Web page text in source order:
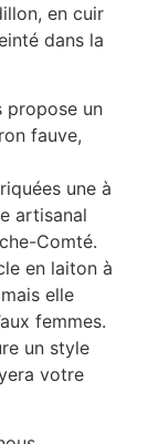
en cuir
dans la
propose un
fauve,
une à
artisanal
Comté.
en laiton à
elle
femmes.
un style
votre